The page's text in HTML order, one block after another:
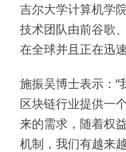
吉尔大学计算机学
技术团队由前谷歌
在全球并且正在迅速
施振吴博士表示：“
区块链行业提供一
来的需求，随着权
机制，我们有越来